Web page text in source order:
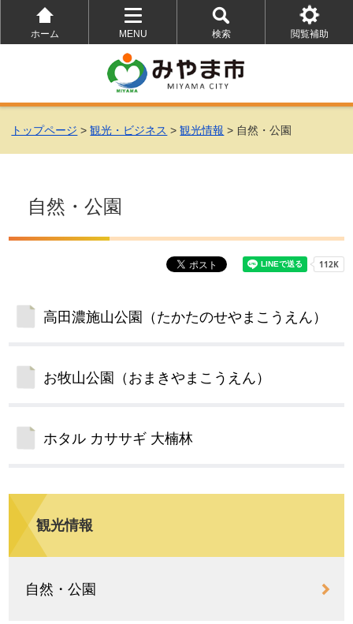
ホーム
MENU
を
開
く
検索
を
開
く
閲覧補助
を
トップページ >観光・ビジネス >観光情報 > 自然・公園
自然・公園
高田濃施山公園（たかたのせやまこうえん）
お牧山公園（おまきやまこうえん）
ホタル カササギ 大楠林
観光情報
自然・公園